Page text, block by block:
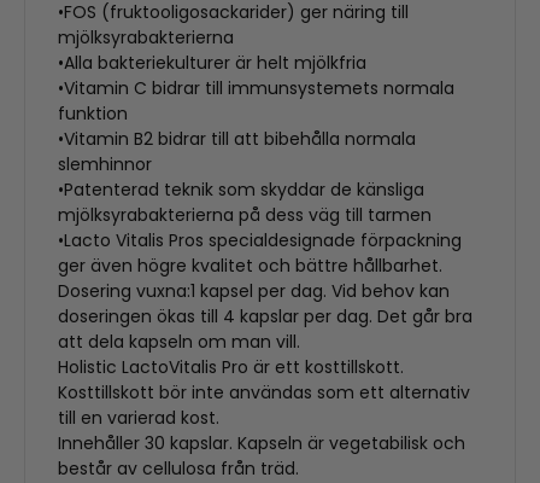
•FOS (fruktooligosackarider) ger näring till
mjölksyrabakterierna
•Alla bakteriekulturer är helt mjölkfria
•Vitamin C bidrar till immunsystemets normala
funktion
•Vitamin B2 bidrar till att bibehålla normala
slemhinnor
•Patenterad teknik som skyddar de känsliga
mjölksyrabakterierna på dess väg till tarmen
•Lacto Vitalis Pros specialdesignade förpackning
ger även högre kvalitet och bättre hållbarhet.
Dosering vuxna:1 kapsel per dag. Vid behov kan
doseringen ökas till 4 kapslar per dag. Det går bra
att dela kapseln om man vill.
Holistic LactoVitalis Pro är ett kosttillskott.
Kosttillskott bör inte användas som ett alternativ
till en varierad kost.
Innehåller 30 kapslar. Kapseln är vegetabilisk och
består av cellulosa från träd.